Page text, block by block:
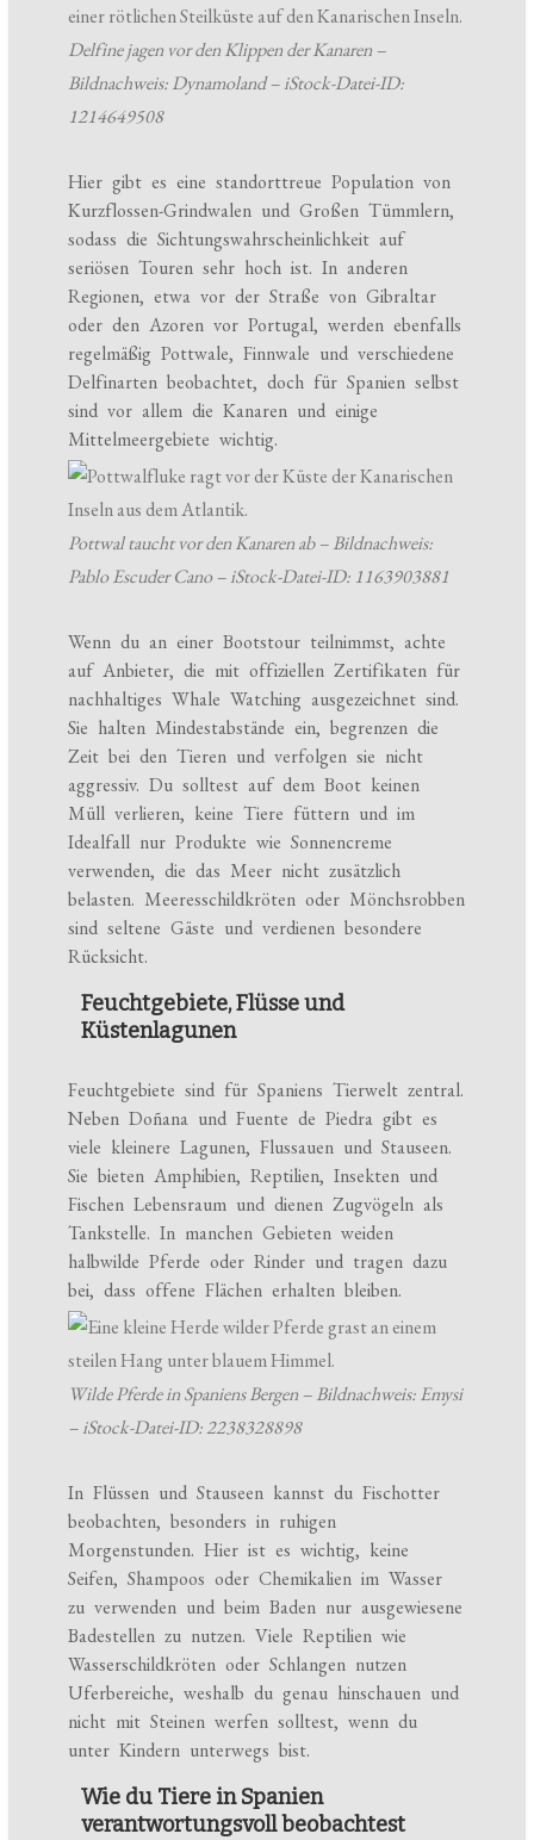
Delfine jagen vor den Klippen der Kanaren –
Bildnachweis: Dynamoland – iStock-Datei-ID:
1214649508
Hier gibt es eine standorttreue Population von
Kurzflossen-Grindwalen und Großen Tümmlern,
sodass die Sichtungswahrscheinlichkeit auf
seriösen Touren sehr hoch ist. In anderen
Regionen, etwa vor der Straße von Gibraltar
oder den Azoren vor Portugal, werden ebenfalls
regelmäßig Pottwale, Finnwale und verschiedene
Delfinarten beobachtet, doch für Spanien selbst
sind vor allem die Kanaren und einige
Mittelmeergebiete wichtig.
Pottwal taucht vor den Kanaren ab – Bildnachweis:
Pablo Escuder Cano – iStock-Datei-ID: 1163903881
Wenn du an einer Bootstour teilnimmst, achte
auf Anbieter, die mit offiziellen Zertifikaten für
nachhaltiges Whale Watching ausgezeichnet sind.
Sie halten Mindestabstände ein, begrenzen die
Zeit bei den Tieren und verfolgen sie nicht
aggressiv. Du solltest auf dem Boot keinen
Müll verlieren, keine Tiere füttern und im
Idealfall nur Produkte wie Sonnencreme
verwenden, die das Meer nicht zusätzlich
belasten. Meeresschildkröten oder Mönchsrobben
sind seltene Gäste und verdienen besondere
Rücksicht.
Feuchtgebiete, Flüsse und
Küstenlagunen
Feuchtgebiete sind für Spaniens Tierwelt zentral.
Neben Doñana und Fuente de Piedra gibt es
viele kleinere Lagunen, Flussauen und Stauseen.
Sie bieten Amphibien, Reptilien, Insekten und
Fischen Lebensraum und dienen Zugvögeln als
Tankstelle. In manchen Gebieten weiden
halbwilde Pferde oder Rinder und tragen dazu
bei, dass offene Flächen erhalten bleiben.
Wilde Pferde in Spaniens Bergen – Bildnachweis: Emysi
– iStock-Datei-ID: 2238328898
In Flüssen und Stauseen kannst du Fischotter
beobachten, besonders in ruhigen
Morgenstunden. Hier ist es wichtig, keine
Seifen, Shampoos oder Chemikalien im Wasser
zu verwenden und beim Baden nur ausgewiesene
Badestellen zu nutzen. Viele Reptilien wie
Wasserschildkröten oder Schlangen nutzen
Uferbereiche, weshalb du genau hinschauen und
nicht mit Steinen werfen solltest, wenn du
unter Kindern unterwegs bist.
Wie du Tiere in Spanien
verantwortungsvoll beobachtest